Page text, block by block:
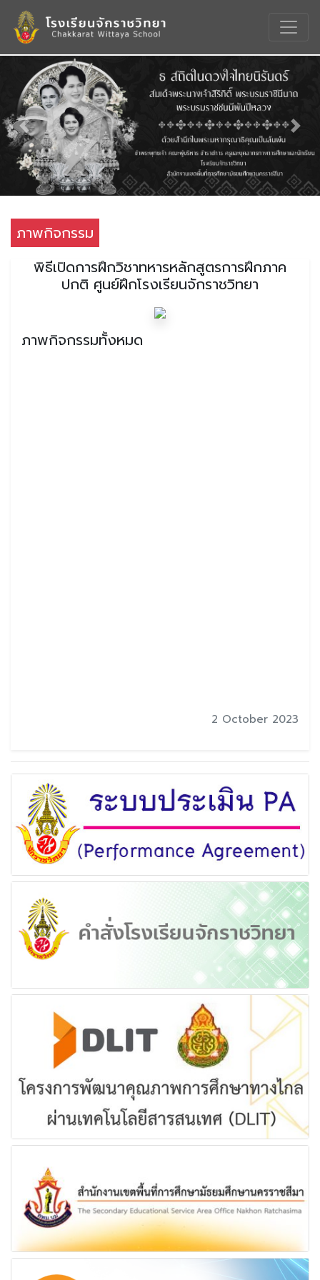
Previous Next
ภาพกิจกรรม
พิธีเปิดการฝึกวิชาทหารหลักสูตรการฝึกภาค
ปกติ ศูนย์ฝึกโรงเรียนจักราชวิทยา
ภาพกิจกรรมทั้งหมด
2 October 2023